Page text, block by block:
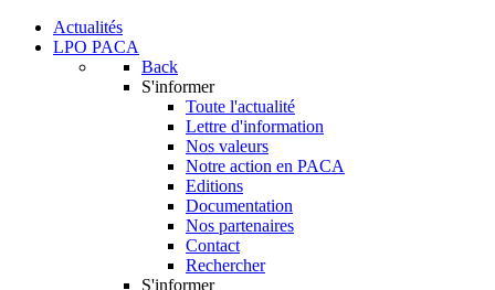
Actualités
LPO PACA
Back
S'informer
Toute l'actualité
Lettre d'information
Nos valeurs
Notre action en PACA
Editions
Documentation
Nos partenaires
Contact
Rechercher
S'informer